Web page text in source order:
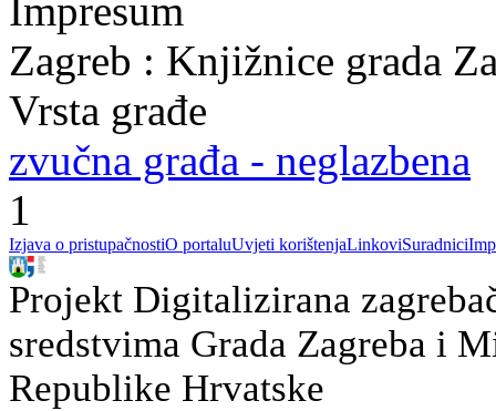
Impresum
Zagreb : Knjižnice grada
Vrsta građe
zvučna građa - neglazbena
1
Izjava o pristupačnostiO portaluUvjeti korištenjaLinkoviSuradnici
Projekt Digitalizirana
sredstvima Grada Zagreba i
Republike Hrvatske